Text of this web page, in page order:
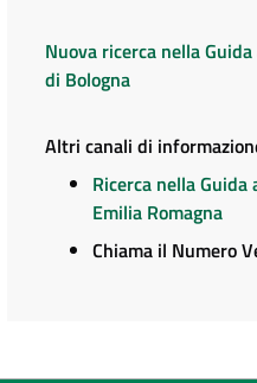
Nuova ricerca nella
di Bologna
Altri canali di
Ricerca nella
Emilia Romagna
Chiama il Numero